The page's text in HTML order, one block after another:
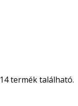
termék található.